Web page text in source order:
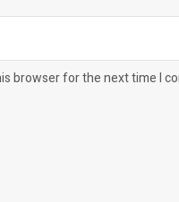
browser for the next time I